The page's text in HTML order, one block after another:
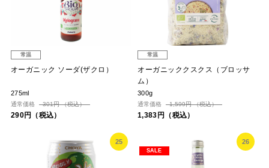
常温
オーガニック ソーダ(ザクロ）
275ml
通常価格 301円 （税込）
290円（税込）
常温
オーガニッククスクス（ブロッサ
ム）
300g
通常価格 1,599円 （税込）
1,383円（税込）
25 26
SALE